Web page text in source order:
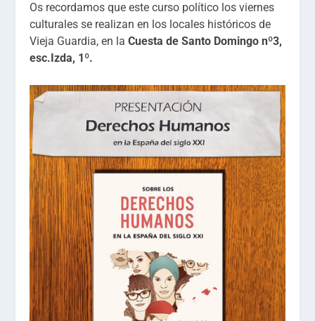
Os recordamos que este curso político los viernes
culturales se realizan en los locales históricos de
Vieja Guardia, en laCuesta de Santo Domingo nº3,
esc.Izda, 1º.